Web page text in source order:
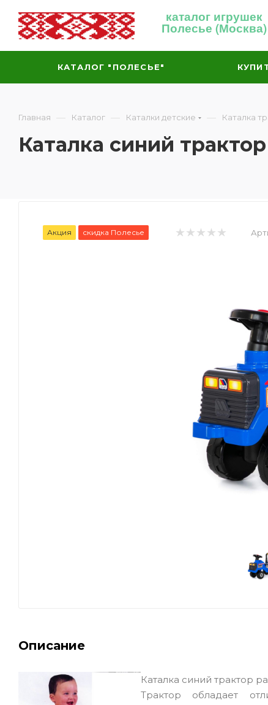
каталог игрушек
Полесье (Москва)
КАТАЛОГ "ПОЛЕСЬЕ"
Главная — Каталог — Каталки детские — Каталка
Каталка синий трактор
Акция скидка Полесье
Описание
Каталка синий трактор
Трактор обладает